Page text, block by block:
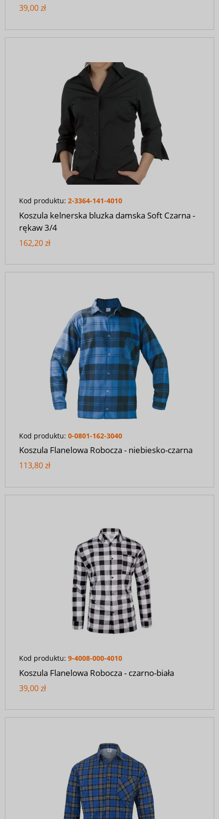
39,00 zł
Kod produktu: 2-3364-141-4010
Koszula kelnerska bluzka damska Soft Czarna -
rękaw 3/4
162,20 zł
Kod produktu: 0-0801-162-3040
Koszula Flanelowa Robocza - niebiesko-czarna
113,80 zł
Kod produktu: 9-4008-000-4010
Koszula Flanelowa Robocza - czarno-biała
39,00 zł